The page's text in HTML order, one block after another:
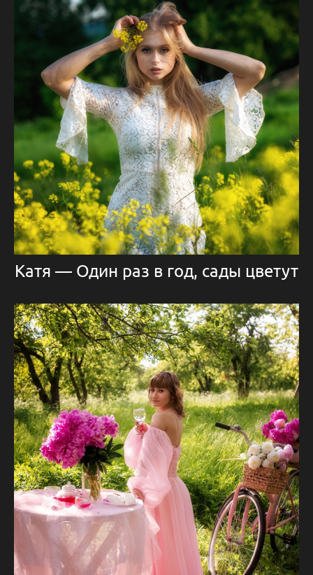
Катя — Один раз в год, сады цветут